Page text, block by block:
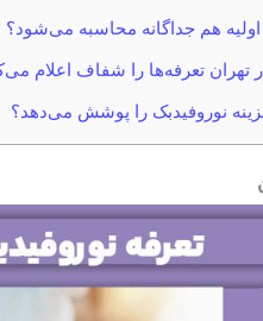
هم جداگانه محاسبه می‌شود؟
تهران تعرفه‌ها را شفاف اعلام
نوروفیدبک را پوشش می‌دهد؟